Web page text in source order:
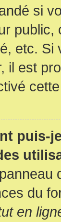
si
public,
etc. Si
il est
puis-
du
en